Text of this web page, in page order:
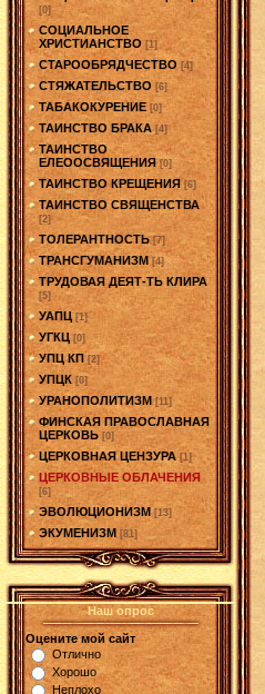
[0]
СОЦИАЛЬНОЕ
ХРИСТИАНСТВО [1]
СТАРООБРЯДЧЕСТВО [4]
СТЯЖАТЕЛЬСТВО [6]
ТАБАКОКУРЕНИЕ [0]
ТАИНСТВО БРАКА [4]
ТАИНСТВО
ЕЛЕООСВЯЩЕНИЯ [0]
ТАИНСТВО КРЕЩЕНИЯ [6]
ТАИНСТВО СВЯЩЕНСТВА
[2]
ТОЛЕРАНТНОСТЬ [7]
ТРАНСГУМАНИЗМ [4]
ТРУДОВАЯ ДЕЯТ-ТЬ КЛИРА
[5]
УАПЦ [1]
УГКЦ [0]
УПЦ КП [2]
УПЦК [0]
УРАНОПОЛИТИЗМ [11]
ФИНСКАЯ ПРАВОСЛАВНАЯ
ЦЕРКОВЬ [0]
ЦЕРКОВНАЯ ЦЕНЗУРА [1]
ЦЕРКОВНЫЕ ОБЛАЧЕНИЯ
[6]
ЭВОЛЮЦИОНИЗМ [13]
ЭКУМЕНИЗМ [81]
Наш опрос
Оцените мой сайт
Отлично
Хорошо
Неплохо